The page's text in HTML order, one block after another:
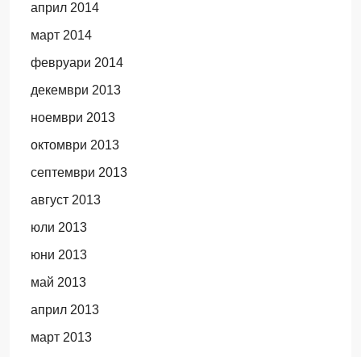
април 2014
март 2014
февруари 2014
декември 2013
ноември 2013
октомври 2013
септември 2013
август 2013
юли 2013
юни 2013
май 2013
април 2013
март 2013